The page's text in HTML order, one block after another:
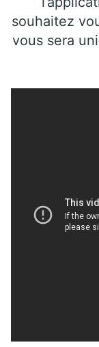
souhaitez
vous sera